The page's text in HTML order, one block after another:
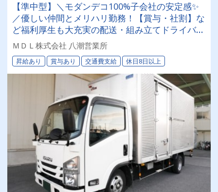
【準中型】＼モダンデコ100%子会社の安定感✨
／優しい仲間とメリハリ勤務！【賞与・社割】な
ど福利厚生も大充実の配送・組み立てドライバー
◎大人気インテリアをお届けする、やりがいと厚
待遇を両立した環境です★
ＭＤＬ株式会社 八潮営業所
昇給あり 賞与あり 交通費支給 休日8日以上